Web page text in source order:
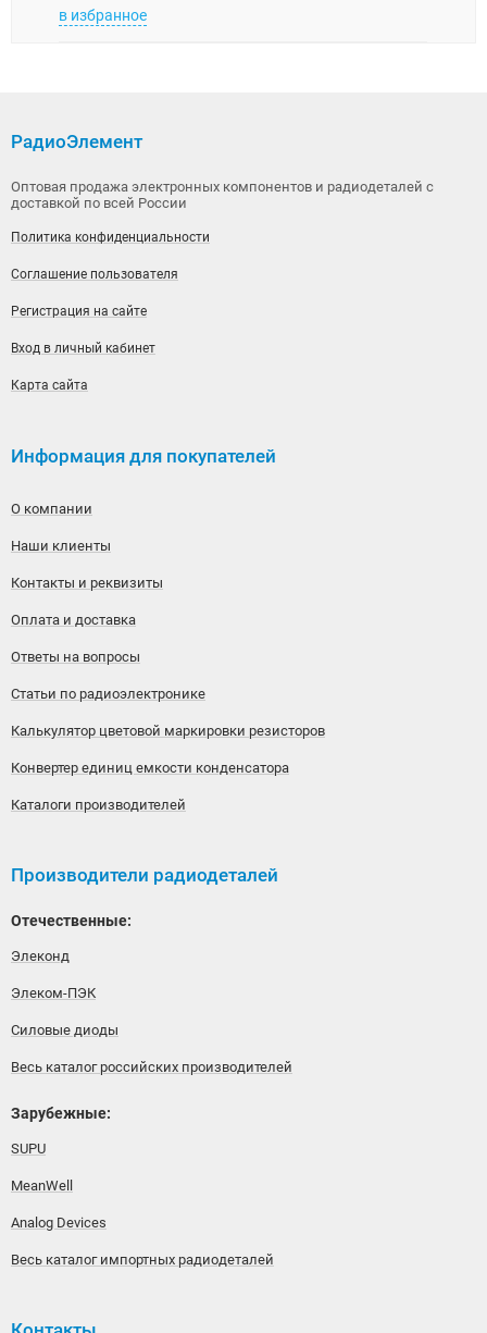
в избранное
РадиоЭлемент
Оптовая продажа электронных компонентов и радиодеталей с
доставкой по всей России
Политика конфиденциальности
Соглашение пользователя
Регистрация на сайте
Вход в личный кабинет
Карта сайта
Информация для покупателей
О компании
Наши клиенты
Контакты и реквизиты
Оплата и доставка
Ответы на вопросы
Статьи по радиоэлектронике
Калькулятор цветовой маркировки резисторов
Конвертер единиц емкости конденсатора
Каталоги производителей
Производители радиодеталей
Отечественные:
Элеконд
Элеком-ПЭК
Силовые диоды
Весь каталог российских производителей
Зарубежные:
SUPU
MeanWell
Analog Devices
Весь каталог импортных радиодеталей